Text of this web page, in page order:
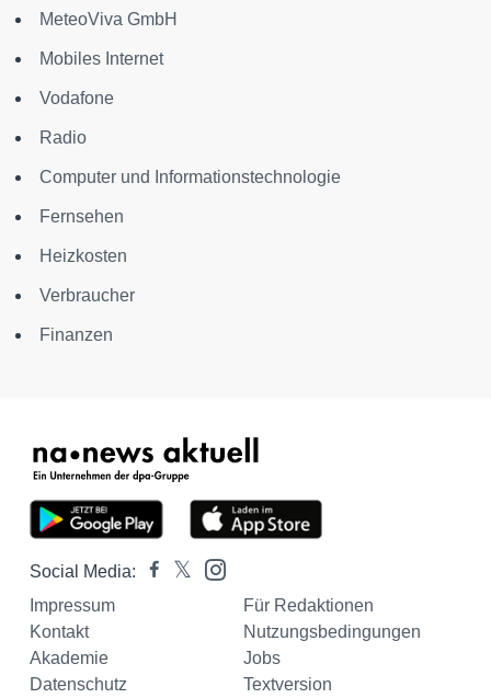
MeteoViva GmbH
Mobiles Internet
Vodafone
Radio
Computer und Informationstechnologie
Fernsehen
Heizkosten
Verbraucher
Finanzen
Social Media:
Impressum
Für Redaktionen
Kontakt
Nutzungsbedingungen
Akademie
Jobs
Datenschutz
Textversion